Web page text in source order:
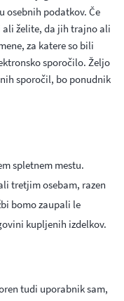
osebnih podatkov. Če
ali želite, da jih trajno ali
za katere so bili
sporočilo. Željo
sporočil, bo ponudnik
spletnem mestu.
tretjim osebam, razen
bomo zaupali le
kupljenih izdelkov.
tudi uporabnik sam,